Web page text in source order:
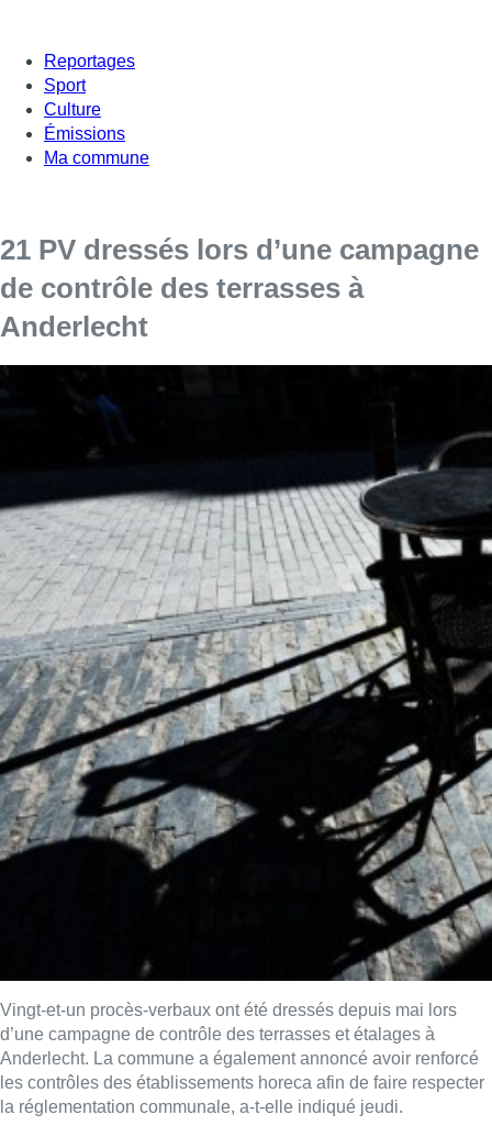
Reportages
Sport
Culture
Émissions
Ma commune
21 PV dressés lors d’une campagne
de contrôle des terrasses à
Anderlecht
Vingt-et-un procès-verbaux ont été dressés depuis mai lors
d’une campagne de contrôle des terrasses et étalages à
Anderlecht. La commune a également annoncé avoir renforcé
les contrôles des établissements horeca afin de faire respecter
la réglementation communale, a-t-elle indiqué jeudi.